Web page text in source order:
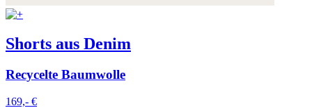
Shorts aus Denim
Recycelte Baumwolle
169,- €